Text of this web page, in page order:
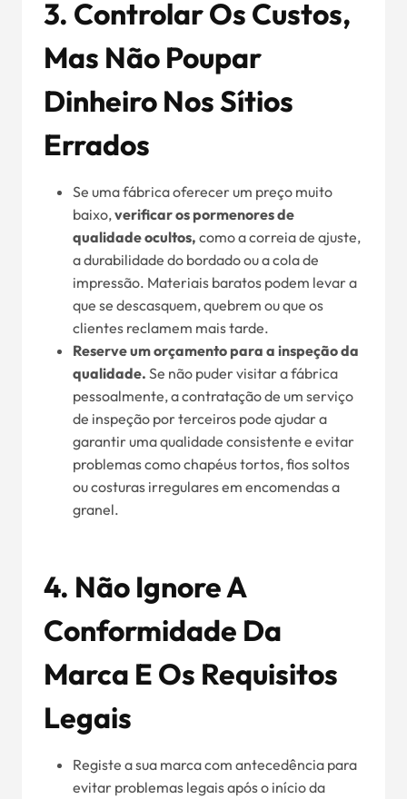
3. Controlar Os Custos,
Mas Não Poupar
Dinheiro Nos Sítios
Errados
Se uma fábrica oferecer um preço muito
baixo,verificar os pormenores de
qualidade ocultos, como a correia de ajuste,
a durabilidade do bordado ou a cola de
impressão. Materiais baratos podem levar a
que se descasquem, quebrem ou que os
clientes reclamem mais tarde.
Reserve um orçamento para a inspeção da
qualidade. Se não puder visitar a fábrica
pessoalmente, a contratação de um serviço
de inspeção por terceiros pode ajudar a
garantir uma qualidade consistente e evitar
problemas como chapéus tortos, fios soltos
ou costuras irregulares em encomendas a
granel.
4. Não Ignore A
Conformidade Da
Marca E Os Requisitos
Legais
Registe a sua marca com antecedência para
evitar problemas legais após o início da